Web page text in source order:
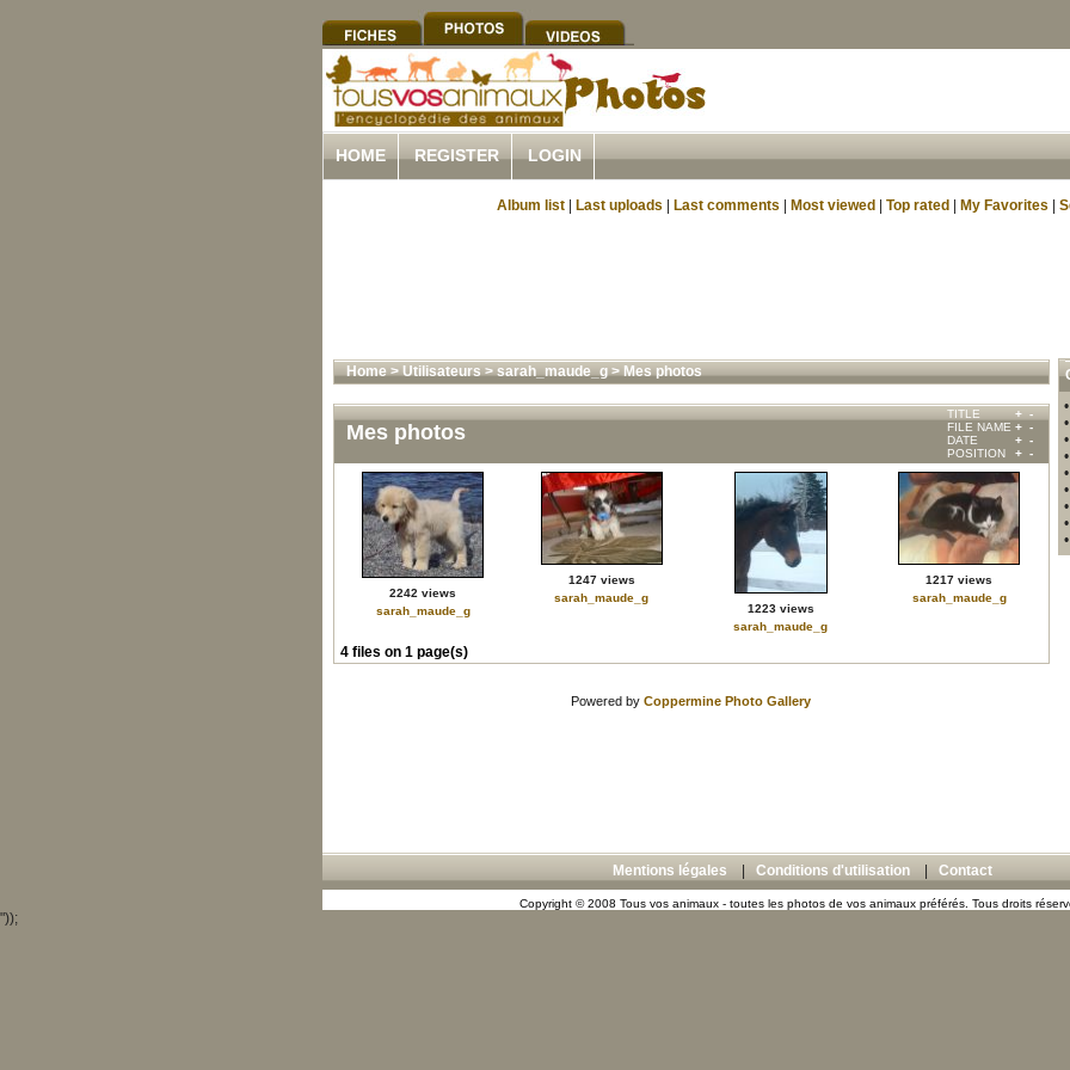
HOME REGISTER LOGIN
Album list Last uploads Last comments Most viewed Top rated My Favorites
Home>Utilisateurs>sarah_maude_g>Mes photos
Mes photos
TITLE + -
FILE NAME + -
DATE
+ -
POSITION
+ -
2242 views
sarah_maude_g
1247 views
sarah_maude_g
1223 views
sarah_maude_g
1217 views
sarah_maude_g
4 files on 1 page(s)
Powered by Coppermine Photo Gallery
•
•
•
•
Mentions légales Conditions d'utilisation Contact
Copyright © 2008 Tous vos animaux - toutes les photos de vos animaux préférés. Tous droits
"));